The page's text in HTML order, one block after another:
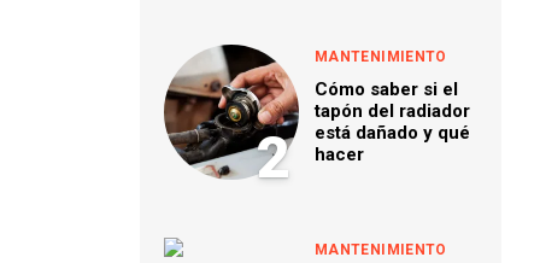
2
MANTENIMIENTO
Cómo saber si el
tapón del radiador
está dañado y qué
hacer
MANTENIMIENTO